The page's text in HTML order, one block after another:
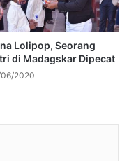
Lolipop, Seorang
di Madagskar Dipecat
2020